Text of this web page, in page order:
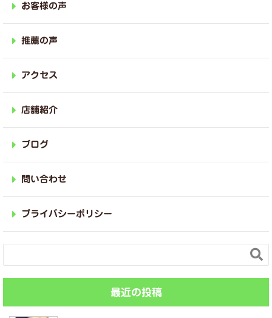
お客様の声
推薦の声
アクセス
店舗紹介
ブログ
問い合わせ
プライバシーポリシー

最近の投稿